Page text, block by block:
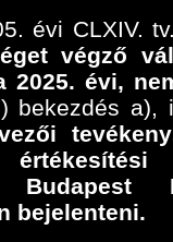
évi CLXIV.
végző
2025. évi,
bekezdés a),
Budapest
bejelenteni.